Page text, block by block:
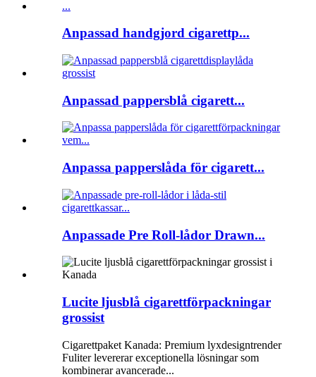
Anpassad handgjord cigarettp...
Anpassad pappersblå cigarett...
Anpassa papperslåda för cigarett...
Anpassade Pre Roll-lådor Drawn...
Lucite ljusblå cigarettförpackningar
grossist
Cigarettpaket Kanada: Premium lyxdesigntrender
Fuliter levererar exceptionella lösningar som
kombinerar avancerade...